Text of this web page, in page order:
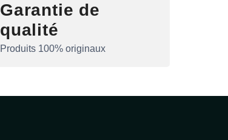
Garantie de
qualité
Produits 100% originaux